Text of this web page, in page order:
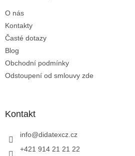
O nás
Kontakty
Časté dotazy
Blog
Obchodní podmínky
Odstoupení od smlouvy zde
Kontakt
info@didatexcz.cz
+421 914 21 21 22